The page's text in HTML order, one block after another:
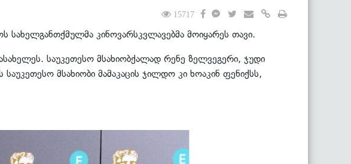
15717
კინოვარსკვლავებმა მოიყარეს თავი.
საუკეთესო მსახიობქალად რენე ზელვეგერი, ჯუდი
მსახიობი მამაკაცის ჯილდო კი ხოაკინ ფენიქსს,